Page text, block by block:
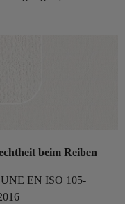
beim Reiben
EN ISO 105-